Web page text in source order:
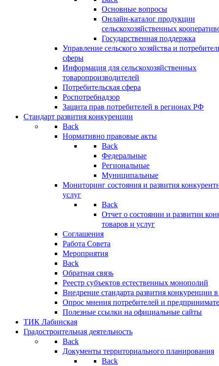
Основные вопросы
Онлайн-каталог продукции
сельскохозяйственных
Государственная поддержка
Управление сельского хозяйства и
сферы
Информация для сельскохозяйственных
товаропроизводителей
Потребительская сфера
Роспотребнадзор
Защита прав потребителей в регионах РФ
Стандарт развития конкуренции
Back
Нормативно правовые акты
Back
Федеральные
Региональные
Муниципальные
Мониторинг состояния и развития
услуг
Back
Отчет о состоянии и развитии
товаров и услуг
Соглашения
Работа Совета
Мероприятия
Back
Обратная связь
Реестр субъектов естественных монополий
Внедрение стандарта развития конкуренции
Опрос мнения потребителей и
Полезные ссылки на официальные сайты
ТИК Лабинская
Градостроительная деятельность
Back
Документы территориального планирования
Back